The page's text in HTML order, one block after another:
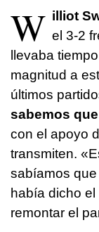
W illiot
el 3-2
llevaba
magnitud a
últimos
sabemos
con el apoyo
transmiten.
sabíamos
había dicho
remontar el